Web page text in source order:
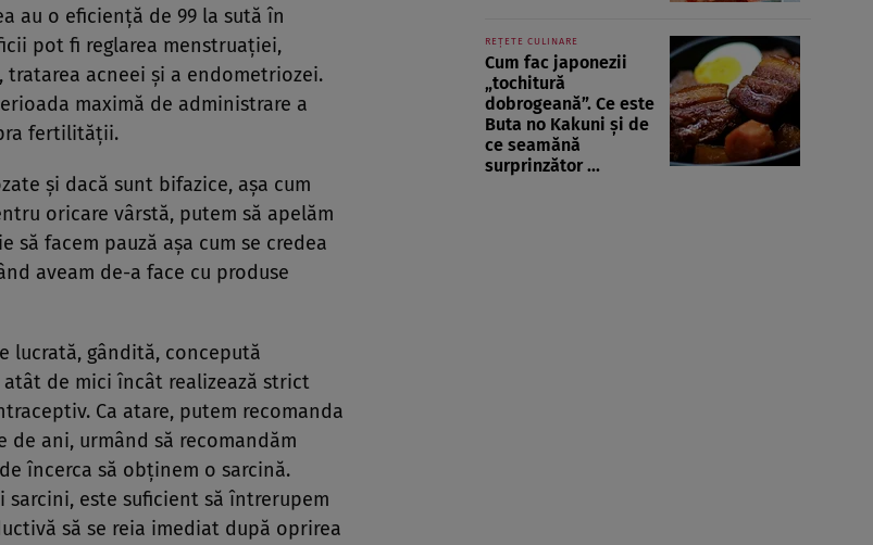
au o eficiență de 99 la sută în
pot fi reglarea menstruației,
acneei și a endometriozei.
maximă de administrare a
fertilității.
și dacă sunt bifazice, așa cum
oricare vârstă, putem să apelăm
facem pauză așa cum se credea
aveam de-a face cu produse
lucrată, gândită, concepută
de mici încât realizează strict
Ca atare, putem recomanda
ani, urmând să recomandăm
încerca să obținem o sarcină.
este suficient să întrerupem
să se reia imediat după oprirea
REȚETE CULINARE
Cum fac japonezii
„tochitură
dobrogeană”. Ce este
Buta no Kakuni și de
ce seamănă
surprinzător ...